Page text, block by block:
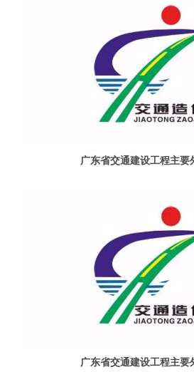
广东省交通建设工程主要
广东省交通建设工程主要